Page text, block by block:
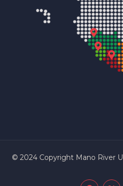
© 2024 Copyright Mano River